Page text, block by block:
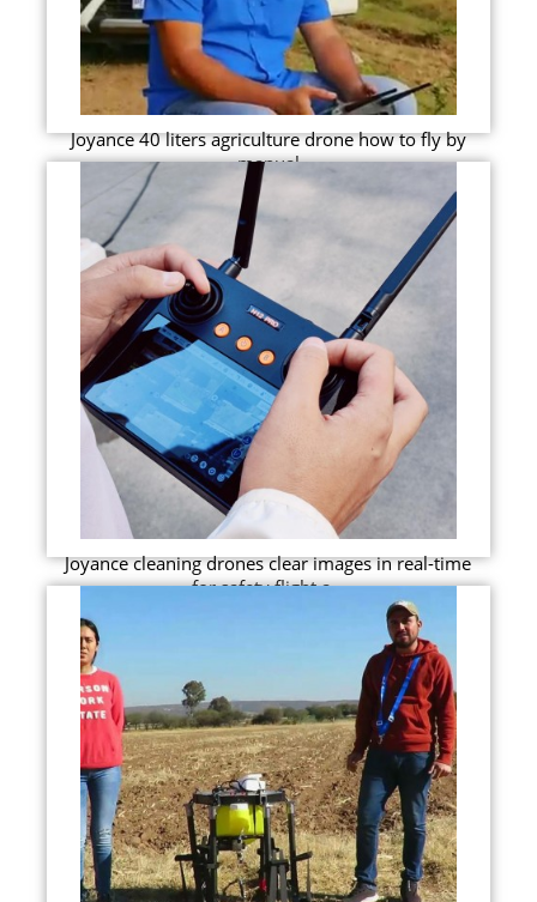
Joyance 40 liters agriculture drone how to fly by
manual
Joyance cleaning drones clear images in real-time
for safety flight a...